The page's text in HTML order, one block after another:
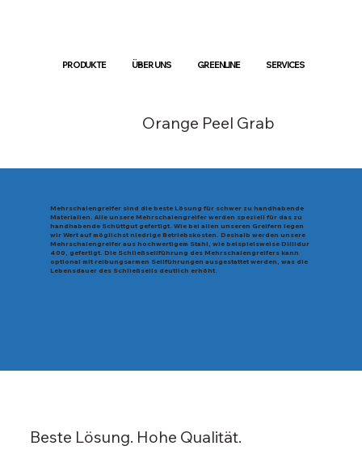
PRODUKTE ÜBER UNS GREENLINE SERVICES
Orange Peel Grab
Mehrschalengreifer sind die beste Lösung für schwer zu handhabende
Materialien. Alle unsere Mehrschalengreifer werden speziell für das zu
handhabende Schüttgut gefertigt. Wie bei allen unseren Greifern legen
wir Wert auf möglichst niedrige Betriebskosten. Deshalb werden unsere
Mehrschalengreifer aus hochwertigem Stahl, wie beispielsweise Dillidur
400, gefertigt. Die Schließseilführung des Mehrschalengreifers kann
optional mit reibungsarmen Seilführungen ausgestattet werden, was die
Lebensdauer des Schließseils deutlich erhöht.
Beste Lösung. Hohe Qualität.